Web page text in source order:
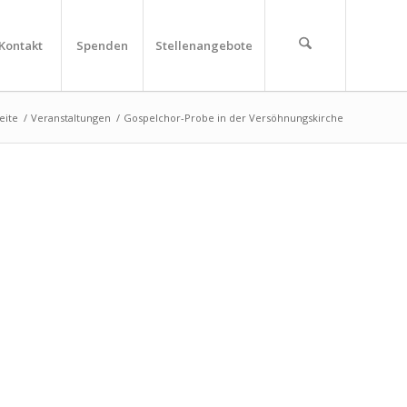
Kontakt Spenden Stellenangebote
/ Veranstaltungen / Gospelchor-Probe in der Versöhnungskirche